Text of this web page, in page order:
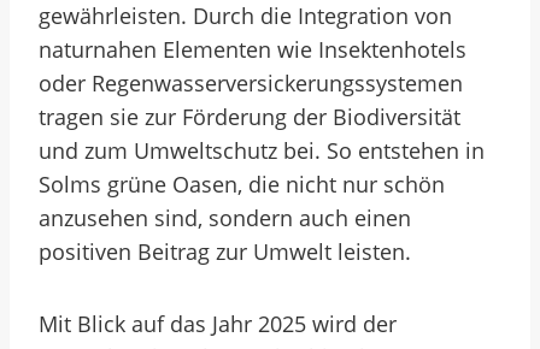
gewährleisten. Durch die Integration von
naturnahen Elementen wie Insektenhotels
oder Regenwasserversickerungssystemen
tragen sie zur Förderung der Biodiversität
und zum Umweltschutz bei. So entstehen in
Solms grüne Oasen, die nicht nur schön
anzusehen sind, sondern auch einen
positiven Beitrag zur Umwelt leisten.
Mit Blick auf das Jahr 2025 wird der